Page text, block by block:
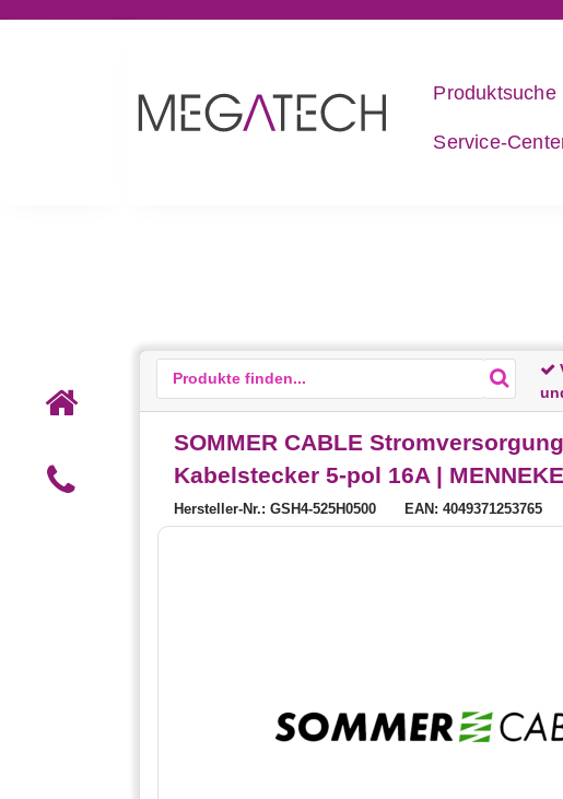
Produktsuche
Service-
SOMMER CABLE
Kabelstecker 5-pol 16A |
Hersteller-Nr.: GSH4-525H0500 EAN: 4049371253765